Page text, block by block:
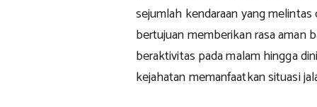
sejumlah kendaraan yang melintas
bertujuan memberikan rasa aman
beraktivitas pada malam hingga
kejahatan memanfaatkan situasi